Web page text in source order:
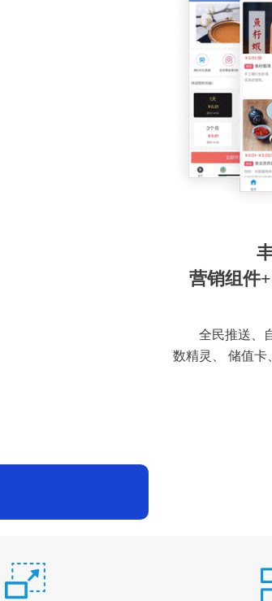
营销组件
全民推送、
数精灵、 储值卡